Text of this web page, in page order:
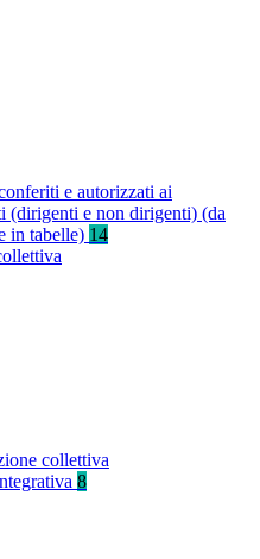
e autorizzati ai
(dirigenti e non dirigenti) (da
in tabelle) 14
collettiva
8